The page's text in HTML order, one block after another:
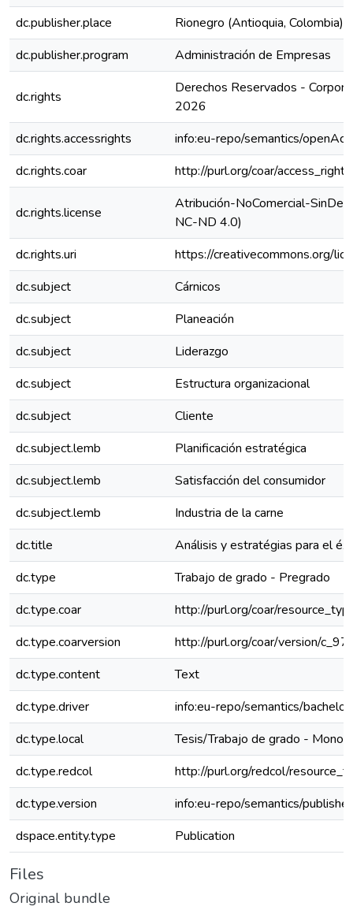
dc.publisher.place
Rionegro (Antioquia, Colombia)
dc.publisher.program
Administración de Empresas
dc.rights
Derechos Reservados -
2026
dc.rights.accessrights
info:eu-repo/semantics/
dc.rights.coar
http://purl.org/coar/
dc.rights.license
Atribución-NoComercial-
NC-ND 4.0)
dc.rights.uri
https://creativecommons.org/
dc.subject
Cárnicos
dc.subject
Planeación
dc.subject
Liderazgo
dc.subject
Estructura organizacional
dc.subject
Cliente
dc.subject.lemb
Planificación estratégica
dc.subject.lemb
Satisfacción del consumidor
dc.subject.lemb
Industria de la carne
dc.title
Análisis y estratégias para el
dc.type
Trabajo de grado - Pregrado
dc.type.coar
http://purl.org/coar/
dc.type.coarversion
http://purl.org/coar/version/
dc.type.content
Text
dc.type.driver
info:eu-repo/semantics/
dc.type.local
Tesis/Trabajo de grado -
dc.type.redcol
http://purl.org/redcol/
dc.type.version
info:eu-repo/semantics/
dspace.entity.type
Publication
Files
Original bundle